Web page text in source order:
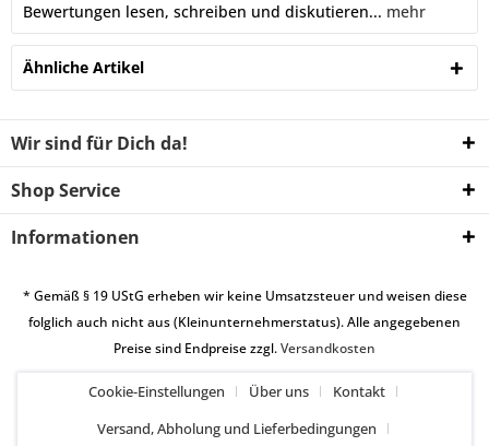
Bewertungen lesen, schreiben und diskutieren... mehr
Ähnliche Artikel
Wir sind für Dich da!
Shop Service
Informationen
* Gemäß § 19 UStG erheben wir keine Umsatzsteuer und weisen diese
folglich auch nicht aus (Kleinunternehmerstatus). Alle angegebenen
Preise sind Endpreise zzgl.Versandkosten
Cookie-Einstellungen Über uns
Kontakt
Versand, Abholung und Lieferbedingungen